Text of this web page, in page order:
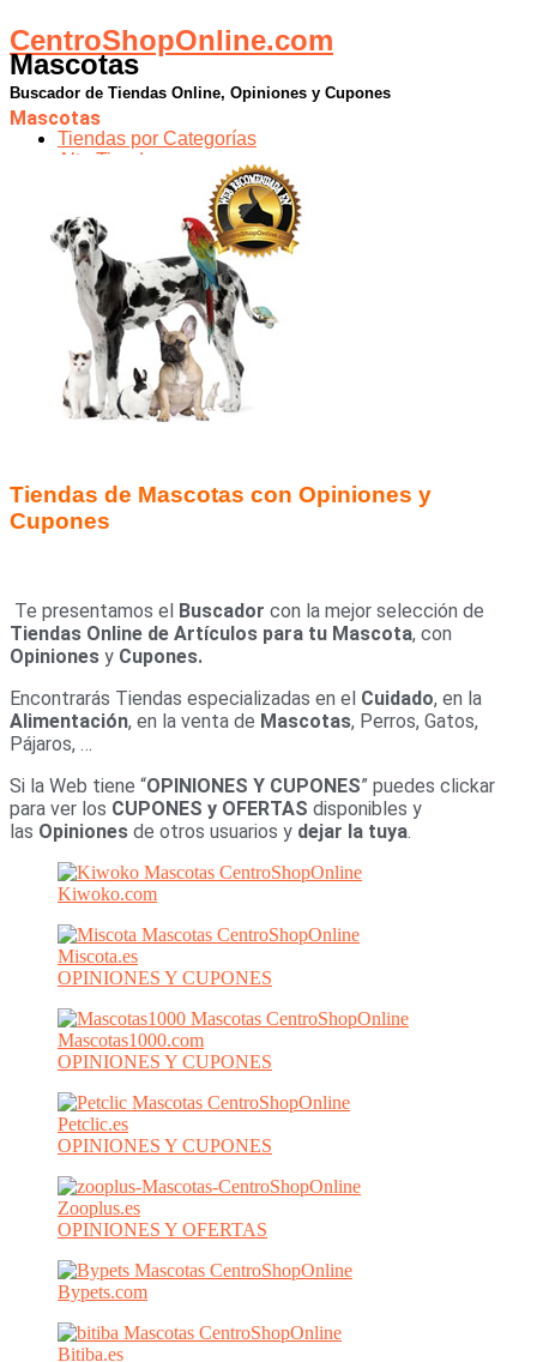
CentroShopOnline.com
Buscador de Tiendas Online, Opiniones y Cupones
Tiendas por Categorías
Alta Tiendas
Tiendas por Categorías
Alta Tiendas
Contacto
Mascotas
Mascotas
Tiendas de Mascotas con Opiniones y
Cupones
Te presentamos el Buscador con la mejor selección de
Tiendas Online de Artículos para tu Mascota, con
Opiniones y Cupones.
Encontrarás Tiendas especializadas en el Cuidado, en la
Alimentación, en la venta de Mascotas, Perros, Gatos,
Pájaros, …
Si la Web tiene “OPINIONES Y CUPONES” puedes clickar
para ver los CUPONES y OFERTAS disponibles y
las Opiniones de otros usuarios y dejar la tuya.
Kiwoko.com
Miscota.es
OPINIONES Y CUPONES
Mascotas1000.com
OPINIONES Y CUPONES
Petclic.es
OPINIONES Y CUPONES
Zooplus.es
OPINIONES Y OFERTAS
Bypets.com
Bitiba.es